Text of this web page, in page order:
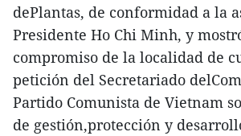
dePlantas, de conformidad a la
Presidente Ho Chi Minh, y
compromiso de la localidad de
petición del Secretariado
Partido Comunista de Vietnam
de gestión,protección y